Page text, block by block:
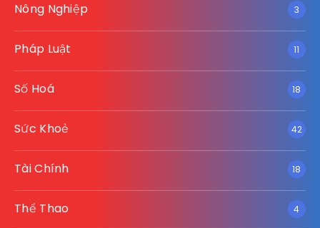
Nông Nghiệp 3
Pháp Luật 11
Số Hoá 18
Sức Khoẻ 42
Tài Chính 18
Thể Thao 4